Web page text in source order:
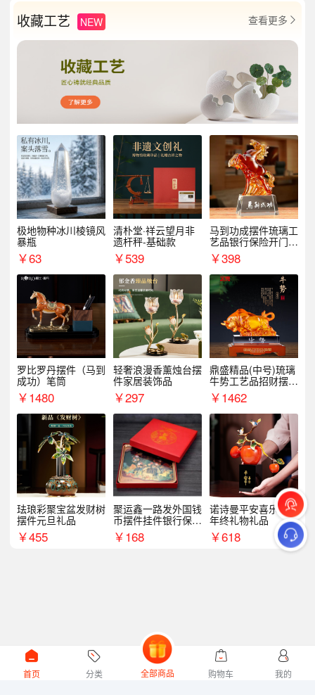
收藏工艺 NEW 查看更多 
极地物种冰川棱镜风
暴瓶
￥63
清朴堂·祥云望月非
遗杆秤-基础款
￥539
马到功成摆件琉璃工
艺品银行保险开门红
周年庆典伴手礼表彰
礼品
￥398
罗比罗丹摆件（马到
成功）笔筒
￥1480
轻奢浪漫香薰烛台摆
件家居装饰品
￥297
鼎盛精品(中号)琉璃
牛势工艺品招财摆件
银行企业商务上市礼
品
￥1462
珐琅彩聚宝盆发财树
摆件元旦礼品
￥455
聚运鑫一路发外国钱
币摆件挂件银行保险
商务礼
￥168
诺诗曼平安喜乐摆件
年终礼物礼品
￥618
首页 分类 全部商品 购物车 我的